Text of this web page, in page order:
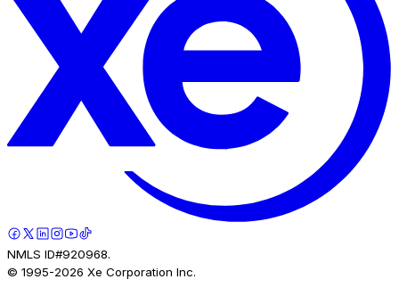
NMLS ID#920968.
© 1995-2026 Xe Corporation Inc.